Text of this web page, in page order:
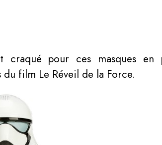
craqué pour ces masques
film Le Réveil de la Force.